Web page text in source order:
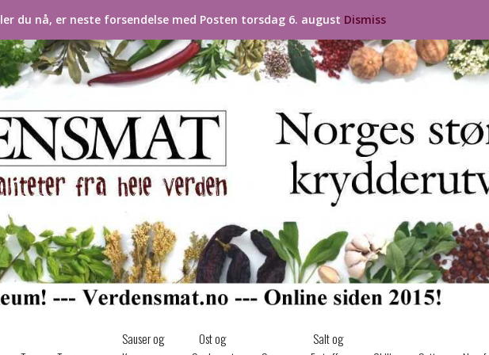
Sauser og
Ost og
Salt og
du nå, er neste forsendelse med Posten torsdag 6. august Dismiss